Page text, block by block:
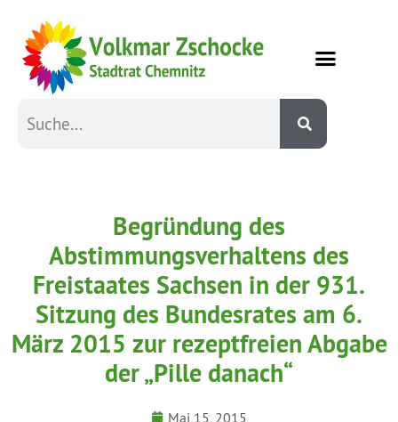
Begründung des
Abstimmungsverhaltens des
Freistaates Sachsen in der 931.
Sitzung des Bundesrates am 6.
März 2015 zur rezeptfreien Abgabe
der „Pille danach“
Mai 15, 2015